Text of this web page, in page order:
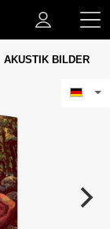
AKUSTIK BILDER